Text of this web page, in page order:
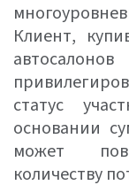
Клиент,
статус
основании
может
количеству